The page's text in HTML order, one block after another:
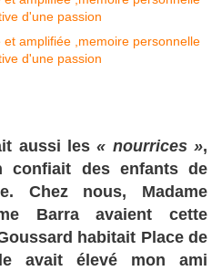
aussi les« nourrices »,
confiait des enfants de
Chez nous, Madame
Barra avaient cette
habitait Place de
avait élevé mon ami